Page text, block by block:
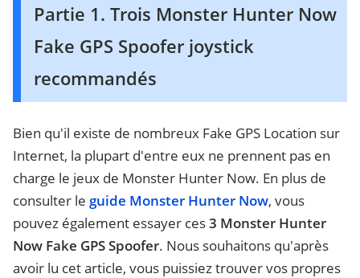
Partie 1. Trois Monster Hunter Now
Fake GPS Spoofer joystick
recommandés
Bien qu'il existe de nombreux Fake GPS Location sur
Internet, la plupart d'entre eux ne prennent pas en
charge le jeux de Monster Hunter Now. En plus de
consulter le guide Monster Hunter Now, vous
pouvez également essayer ces3 Monster Hunter
Now Fake GPS Spoofer. Nous souhaitons qu'après
avoir lu cet article, vous puissiez trouver vos propres